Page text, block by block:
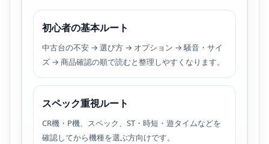
初心者の基本ルート
中古台の不安 → 選び方 → オプション → 騒音・サイ
ズ → 商品確認の順で読むと整理しやすくなります。
スペック重視ルート
CR機・P機、スペック、ST・時短・遊タイムなどを
確認してから機種を選ぶ方向けです。